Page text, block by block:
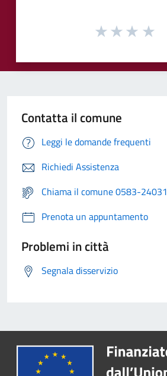
Contatta il comune
Leggi le domande frequenti
Richiedi Assistenza
Chiama il comune 0583-24031
Prenota un appuntamento
Problemi in città
Segnala disservizio